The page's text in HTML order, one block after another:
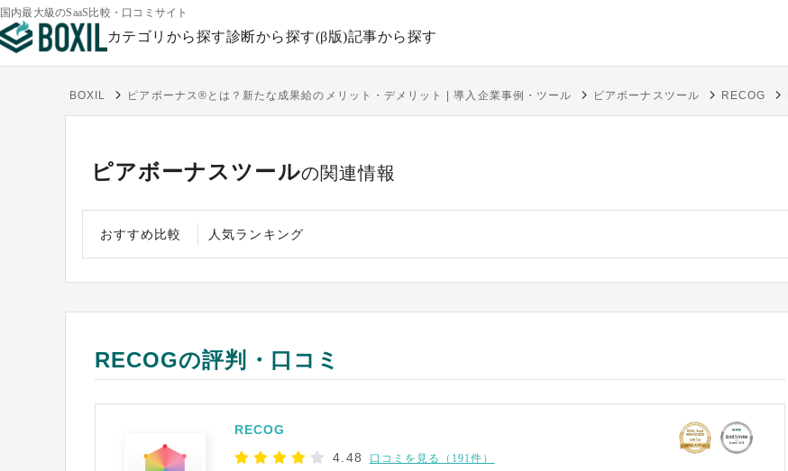
国内最大級のSaaS比較・口コミサイト
カテゴリから探す診断から探す(β版)記事から探す
BOXIL ピアボーナス®とは？新たな成果給のメリット・デメリット | 導入企業事例・ツール ピアボーナスツール RECOG
ピアボーナスツールの関連情報
おすすめ比較 人気ランキング
RECOGの評判・口コミ
RECOG
4.48
口コミを見る（191件）